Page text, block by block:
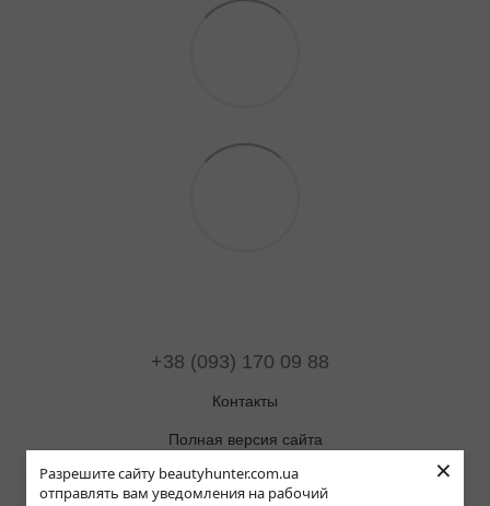
Разрешите сайту beautyhunter.com.ua
отправлять вам уведомления на рабочий
×
+38 (093) 170 09 88
Контакты
Полная версия сайта
Карта сайта